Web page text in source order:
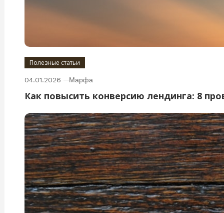
Полезные статьи
04.01.2026 Марфа
Как повысить конверсию лендинга: 8